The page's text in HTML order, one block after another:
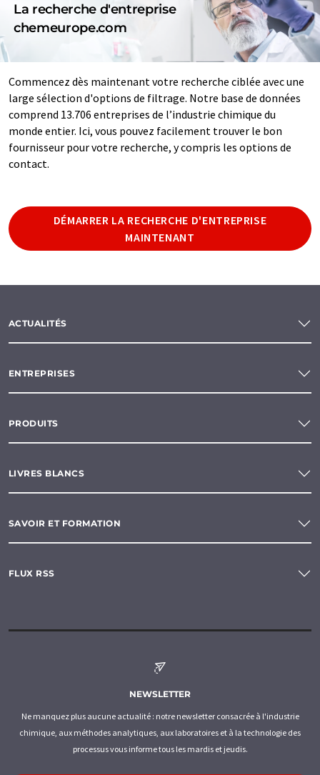
La recherche d'entreprise
chemeurope.com
Commencez dès maintenant votre recherche ciblée avec une
large sélection d'options de filtrage. Notre base de données
comprend 13.706 entreprises de l’industrie chimique du
monde entier. Ici, vous pouvez facilement trouver le bon
fournisseur pour votre recherche, y compris les options de
contact.
DÉMARRER LA RECHERCHE D'ENTREPRISE
MAINTENANT
ACTUALITÉS
ENTREPRISES
PRODUITS
LIVRES BLANCS
SAVOIR ET FORMATION
FLUX RSS
NEWSLETTER
Ne manquez plus aucune actualité : notre newsletter consacrée à l'industrie
chimique, aux méthodes analytiques, aux laboratoires et à la technologie des
processus vous informe tous les mardis et jeudis.